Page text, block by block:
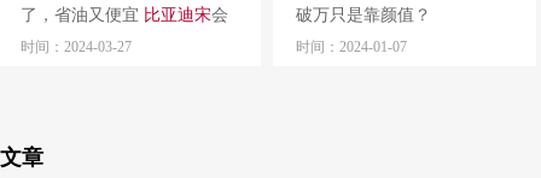
了，省油又便宜 比亚迪宋会
慌吗?
时间：2024-03-27
破万只是靠颜值？
时间：2024-01-07
文章